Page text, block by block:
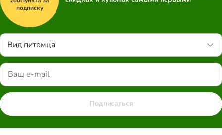
подписку
Вид питомца
Подписаться